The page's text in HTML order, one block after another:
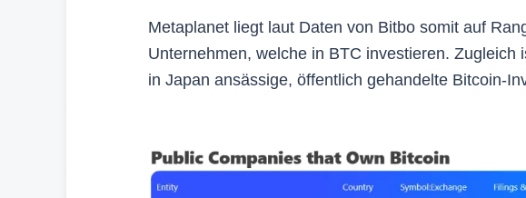
Metaplanet liegt laut Daten von Bitbo somit auf
Unternehmen, welche in BTC investieren.
in Japan ansässige, öffentlich gehandelte Bitcoin-